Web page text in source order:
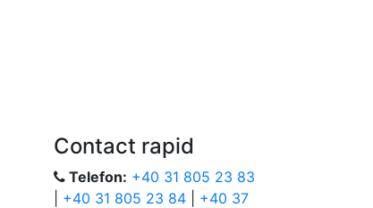
Contact rapid
Telefon: +40 31 805 23 83
+40 31 805 23 84
+40 37